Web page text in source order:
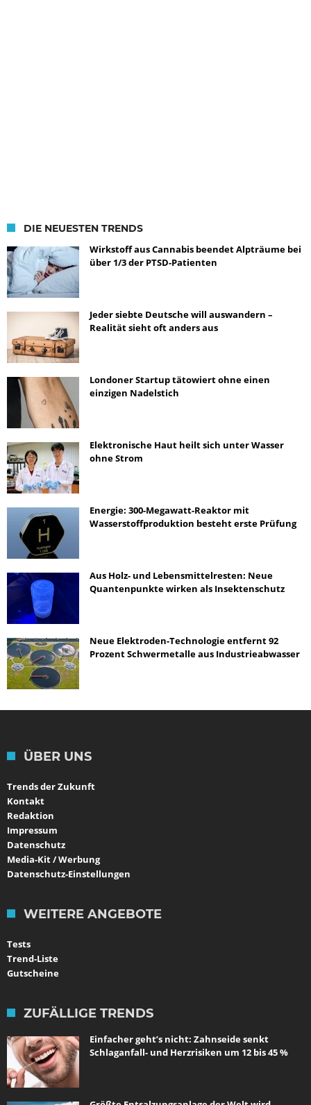
DIE NEUESTEN TRENDS
Wirkstoff aus Cannabis beendet Alpträume bei
über 1/3 der PTSD-Patienten
Jeder siebte Deutsche will auswandern –
Realität sieht oft anders aus
Londoner Startup tätowiert ohne einen
einzigen Nadelstich
Elektronische Haut heilt sich unter Wasser
ohne Strom
Energie: 300-Megawatt-Reaktor mit
Wasserstoffproduktion besteht erste Prüfung
Aus Holz- und Lebensmittelresten: Neue
Quantenpunkte wirken als Insektenschutz
Neue Elektroden-Technologie entfernt 92
Prozent Schwermetalle aus Industrieabwasser
ÜBER UNS
Trends der Zukunft
Kontakt
Redaktion
Impressum
Datenschutz
Media-Kit / Werbung
Datenschutz-Einstellungen
WEITERE ANGEBOTE
Tests
Trend-Liste
Gutscheine
ZUFÄLLIGE TRENDS
Einfacher geht’s nicht: Zahnseide senkt
Schlaganfall- und Herzrisiken um 12 bis 45 %